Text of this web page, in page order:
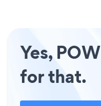
Yes,
for that.